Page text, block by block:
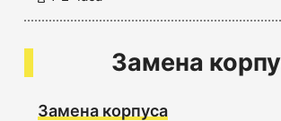
Замена
Замена корпуса